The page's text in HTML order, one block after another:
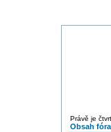
Právě je
Obsah